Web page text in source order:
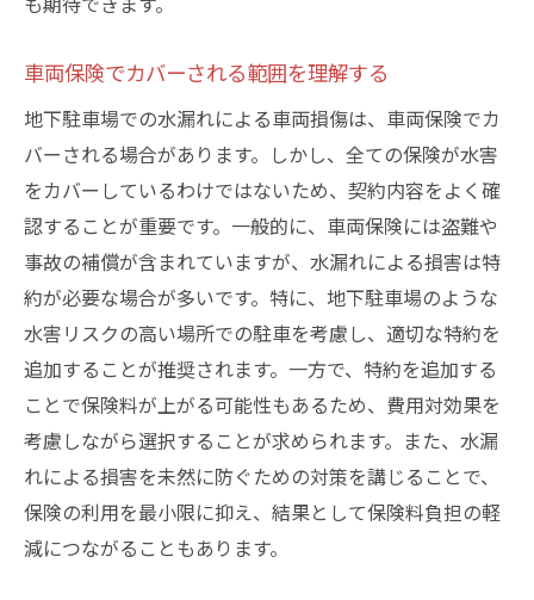
車両保険でカバーされる範囲を理解する
地下駐車場での水漏れによる車両損傷は、車両保険でカ
バーされる場合があります。しかし、全ての保険が水害
をカバーしているわけではないため、契約内容をよく確
認することが重要です。一般的に、車両保険には盗難や
事故の補償が含まれていますが、水漏れによる損害は特
約が必要な場合が多いです。特に、地下駐車場のような
水害リスクの高い場所での駐車を考慮し、適切な特約を
追加することが推奨されます。一方で、特約を追加する
ことで保険料が上がる可能性もあるため、費用対効果を
考慮しながら選択することが求められます。また、水漏
れによる損害を未然に防ぐための対策を講じることで、
保険の利用を最小限に抑え、結果として保険料負担の軽
減につながることもあります。